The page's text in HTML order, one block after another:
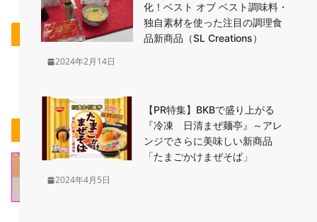
教えて！実花先生 冷凍食品アレンジメニュー
化！ベスト オブ ベスト調味料・
独自素材を使った注目の調理食
品新商品（SL Creations）
2024年2月14日
【PR特集】BKBで盛り上がる
『冷凍 日清まぜ麺亭』～アレ
ンジでさらに美味しい新商品
「たまごかけまぜそば」
2024年4月5日